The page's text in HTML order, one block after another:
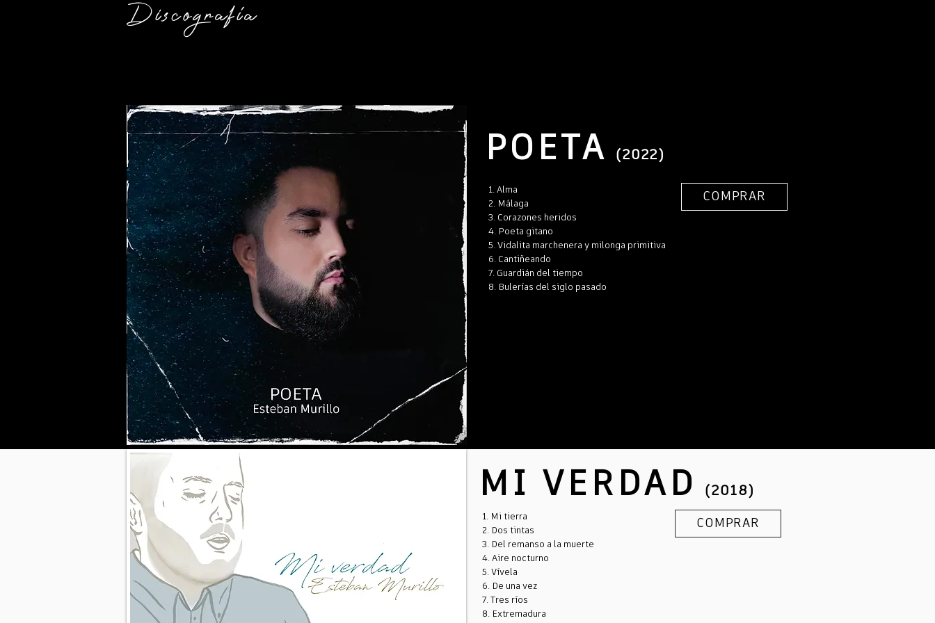
Discografía
POETA (2022)
1. Alma
2. Málaga
3. Corazones heridos
4. Poeta gitano
5. Vidalita marchenera y milonga primitiva
6. Cantiñeando
7. Guardián del tiempo
8. Bulerías del siglo pasado
COMPRAR
MI VERDAD (2018)
COMPRAR
1. Mi tierra
2. Dos tintas
3. Del remanso a la muerte
4. Aire nocturno
5. Vívela
6. De una vez
7. Tres ríos
8. Extremadura